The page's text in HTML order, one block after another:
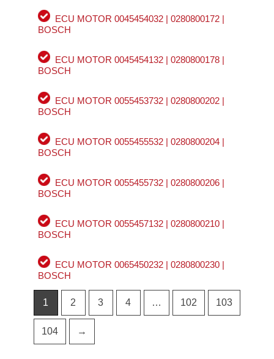
ECU MOTOR 0045454032 | 0280800172 |
BOSCH
ECU MOTOR 0045454132 | 0280800178 |
BOSCH
ECU MOTOR 0055453732 | 0280800202 |
BOSCH
ECU MOTOR 0055455532 | 0280800204 |
BOSCH
ECU MOTOR 0055455732 | 0280800206 |
BOSCH
ECU MOTOR 0055457132 | 0280800210 |
BOSCH
ECU MOTOR 0065450232 | 0280800230 |
BOSCH
1 2 3 4 … 102 103
104 →